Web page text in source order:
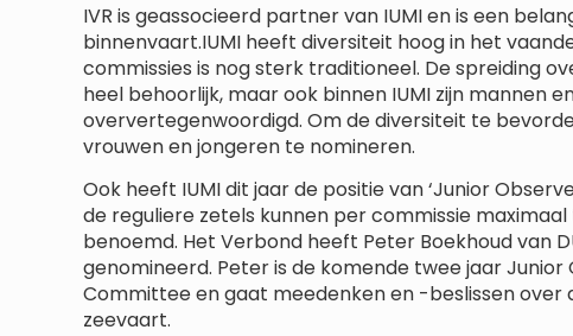
IVR is geassocieerd partner van IUMI en is een
binnenvaart.IUMI heeft diversiteit hoog in het
commissies is nog sterk traditioneel. De spreiding
heel behoorlijk, maar ook binnen IUMI zijn mannen
oververtegenwoordigd. Om de diversiteit te
vrouwen en jongeren te nomineren.
Ook heeft IUMI dit jaar de positie van ‘Junior
de reguliere zetels kunnen per commissie
benoemd. Het Verbond heeft Peter Boekhoud van
genomineerd. Peter is de komende twee jaar Junior
Committee en gaat meedenken en -beslissen over
zeevaart.